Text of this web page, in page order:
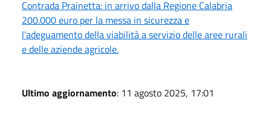
Contrada Prainetta: in arrivo dalla Regione Calabria
200.000 euro per la messa in sicurezza e
l’adeguamento della viabilità a servizio delle aree rurali
e delle aziende agricole.
Ultimo aggiornamento: 11 agosto 2025, 17:01